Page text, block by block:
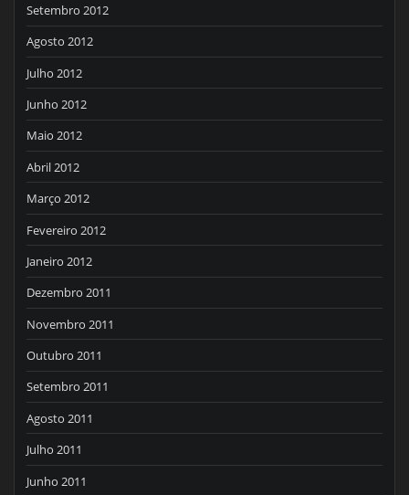
Setembro 2012
Agosto 2012
Julho 2012
Junho 2012
Maio 2012
Abril 2012
Março 2012
Fevereiro 2012
Janeiro 2012
Dezembro 2011
Novembro 2011
Outubro 2011
Setembro 2011
Agosto 2011
Julho 2011
Junho 2011